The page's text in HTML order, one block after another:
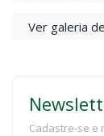
Ver galeria
Cadastre-se e